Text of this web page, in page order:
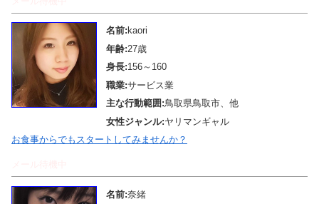
名前: kaori
年齢:27歳
身長:156～160
職業:サービス業
主な行動範囲:鳥取県鳥取市、他
女性ジャンル:ヤリマンギャル
お食事からでもスタートしてみませんか？
名前:奈緒